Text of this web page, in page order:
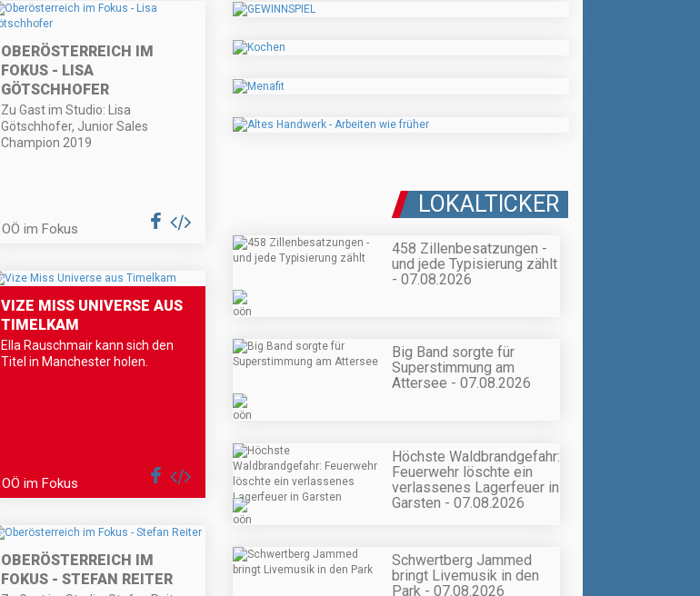
OBERÖSTERREICH IM
FOKUS - LISA
GÖTSCHHOFER
Zu Gast im Studio: Lisa
Götschhofer, Junior Sales
Champion 2019
OÖ im Fokus
VIZE MISS UNIVERSE AUS
TIMELKAM
Ella Rauschmair kann sich den
Titel in Manchester holen.
OÖ im Fokus
OBERÖSTERREICH IM
FOKUS - STEFAN REITER
LOKALTICKER
458 Zillenbesatzungen -
und jede Typisierung zählt
- 07.08.2026
Big Band sorgte für
Superstimmung am
Attersee - 07.08.2026
Höchste Waldbrandgefahr:
Feuerwehr löschte ein
verlassenes Lagerfeuer in
Garsten - 07.08.2026
Schwertberg Jammed
bringt Livemusik in den
Park - 07.08.2026